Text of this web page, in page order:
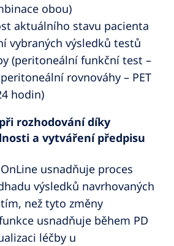
obou)
aktuálního stavu pacienta
vybraných výsledků testů
(peritoneální funkční test –
rovnováhy – PET
hodin)
rozhodování díky
a vytváření předpisu
usnadňuje proces
výsledků navrhovaných
než tyto změny
usnadňuje během PD
léčby u